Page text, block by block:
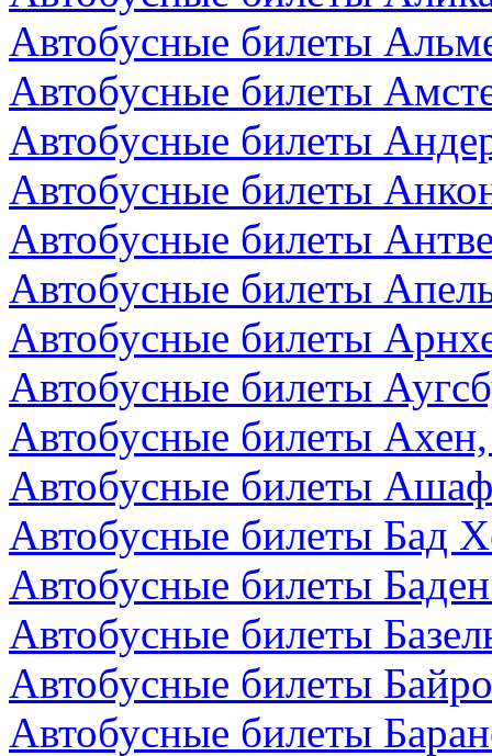
Автобусные билеты
Автобусные билеты
Автобусные билеты
Автобусные билеты
Автобусные билеты
Автобусные билеты
Автобусные билеты
Автобусные билеты
Автобусные билеты
Автобусные билеты
Автобусные билеты Бад
Автобусные билеты
Автобусные билеты
Автобусные билеты
Автобусные билеты